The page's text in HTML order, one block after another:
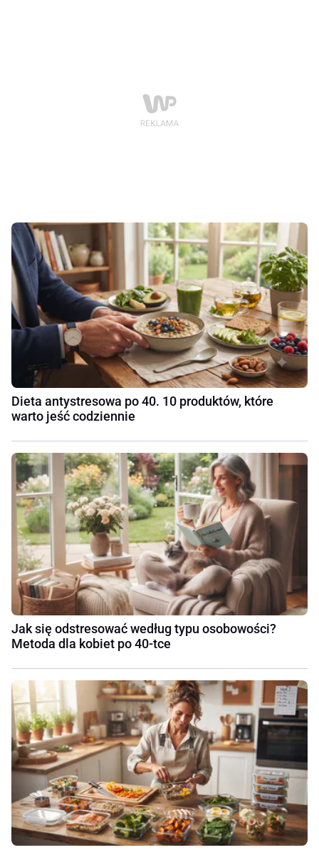
Dieta antystresowa po 40. 10 produktów, które
warto jeść codziennie
Jak się odstresować według typu osobowości?
Metoda dla kobiet po 40-tce